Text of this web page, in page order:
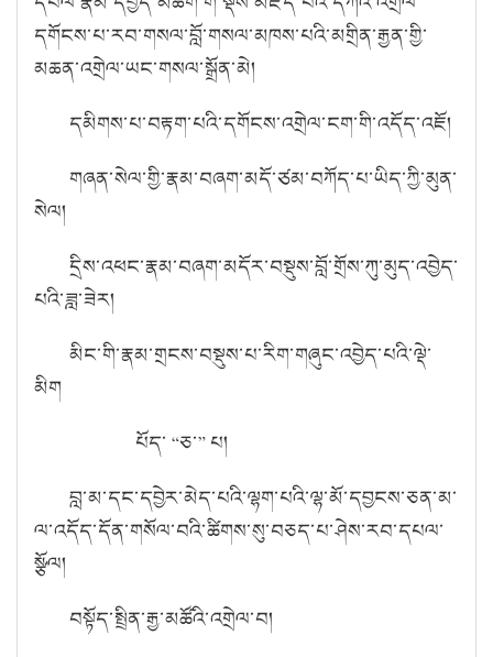
དགོངས་པ་རབ་གསལ་བློ་གསལ་མཁས་པའི་མགྲིན་རྒྱན་གྱི་
མཆན་འགྲེལ་ཡང་གསལ་སྒྲོན་མེ།
དམིགས་པ་བརྟག་པའི་དགོངས་འགྲེལ་ངག་གི་འདོད་འཇོ།
གཞན་སེལ་གྱི་རྣམ་བཞག་མདོ་ཙམ་བཀོད་པ་ཡིད་ཀྱི་མུན་
སེལ།
དྲིས་འཕང་རྣམ་བཞག་མདོར་བསྡུས་བློ་གྲོས་ཀུ་མུད་འབྱེད་
པའི་ཟླ་ཟེར།
མིང་གི་རྣམ་གྲངས་བསྡུས་པ་རིག་གཞུང་འབྱེད་པའི་ལྡེ་
མིག
པོད་ “ཅ་” པ།
བླ་མ་དང་དབྱེར་མེད་པའི་ལྷག་པའི་ལྷ་མོ་དབྱངས་ཅན་མ་
ལ་འདོད་དོན་གསོལ་བའི་ཚིགས་སུ་བཅད་པ་ཤེས་རབ་དཔལ་
སྩོལ།
བསྟོད་སྤྲིན་རྒྱ་མཚོའི་འགྲེལ་བ།